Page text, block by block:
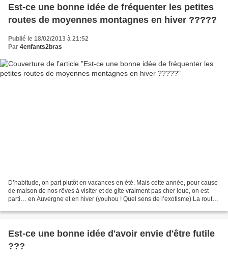
Est-ce une bonne idée de fréquenter les petites
routes de moyennes montagnes en hiver ?????
Publié le 18/02/2013 à 21:52
Par 4enfants2bras
D’habitude, on part plutôt en vacances en été. Mais cette année, pour cause
de maison de nos rêves à visiter et de gite vraiment pas cher loué, on est
parti… en Auvergne et en hiver (youhou ! Quel sens de l’exotisme) La route
Est-ce une bonne idée d'avoir envie d'être futile
???